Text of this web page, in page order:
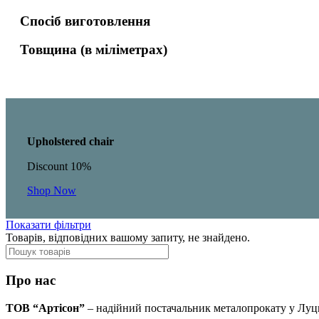
Спосіб виготовлення
Товщина (в міліметрах)
Upholstered chair
Discount 10%
Shop Now
Показати фільтри
Товарів, відповідних вашому запиту, не знайдено.
Про нас
ТОВ “Артісон” – надійний постачальник металопрокату у